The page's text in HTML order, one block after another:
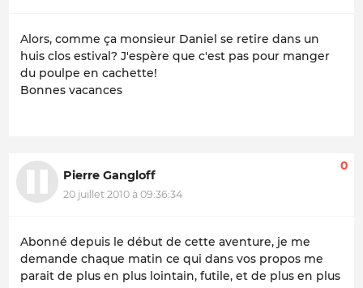
Alors, comme ça monsieur Daniel se retire dans un
huis clos estival? J'espère que c'est pas pour manger
du poulpe en cachette!
Bonnes vacances
Pierre Gangloff
20 juillet 2010 à 09:36:34
0
Abonné depuis le début de cette aventure, je me
demande chaque matin ce qui dans vos propos me
parait de plus en plus lointain, futile, et de plus en plus